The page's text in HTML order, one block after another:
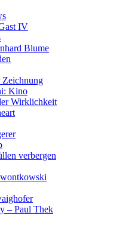
IV
Blume
Zeichnung
Kino
Wirklichkeit
verbergen
– Paul Thek